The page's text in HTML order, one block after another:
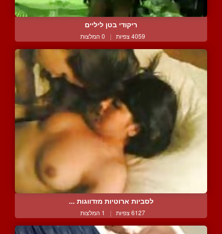
ריקודי בטן ליליים
4059 צפיות | 0 המלצות
לסביות ארוטיות מזדווגות ...
6127 צפיות | 1 המלצות